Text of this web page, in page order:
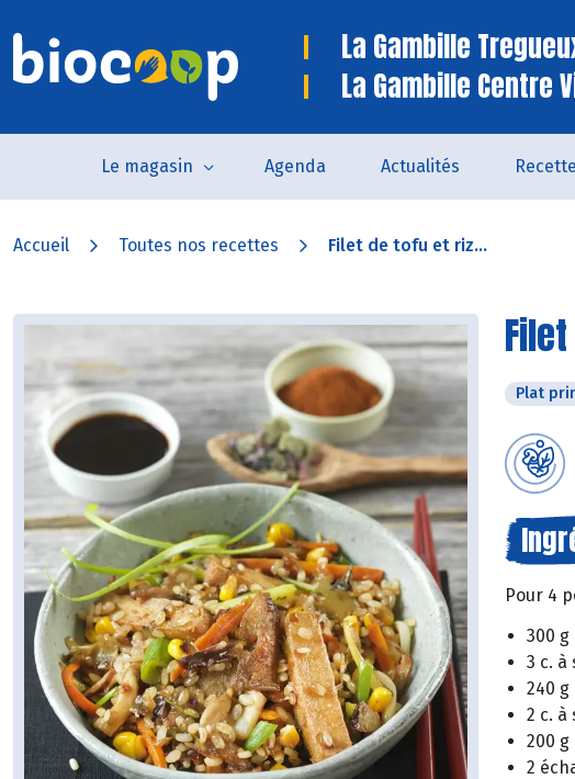
La Gambille
La Gambille Centre
Le magasin Agenda Actualités
Accueil Toutes nos recettes Filet de tofu et riz...
Plat
Pour 4
300 g
3 c. à
240 g
2 c. à
200
2